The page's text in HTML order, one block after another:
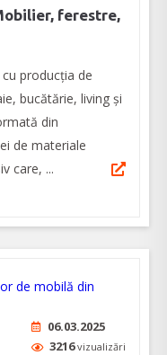
ferestre,
cu producția de
bucătărie, living și
din
de materiale
care, ...
06.03.2025
3216vizualizări